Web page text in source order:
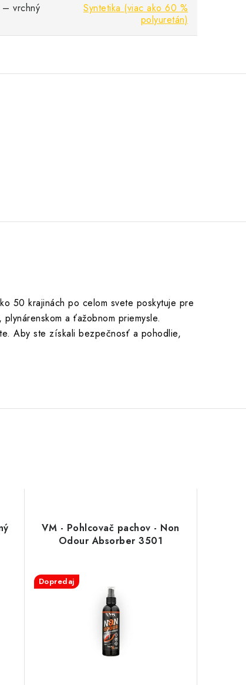
– vrchný
Syntetika (viac ako 60 %
polyuretán)
50 krajinách po celom svete poskytuje pre
a ťažobnom priemysle.
Aby ste získali bezpečnosť a pohodlie,
VM - Pohlcovač pachov - Non
Odour Absorber 3501
Dopredaj